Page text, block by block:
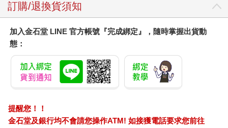
訂購/退換貨須知
加入金石堂 LINE 官方帳號『完成綁定』，隨時掌握出貨動
態：
提醒您！！
金石堂及銀行均不會請您操作ATM! 如接獲電話要求您前往